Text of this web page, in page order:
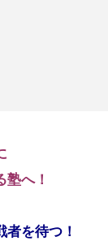
へ！
を待つ！